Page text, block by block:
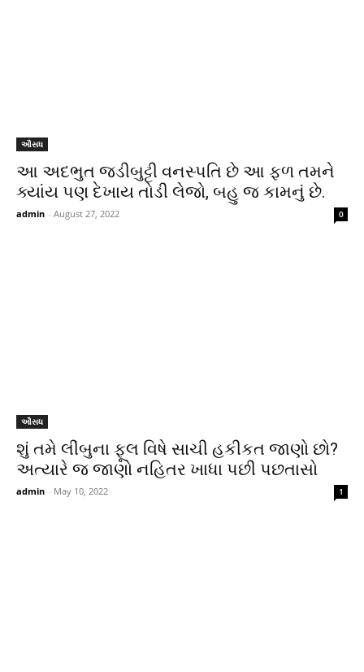
ઔસધ
આ અદભુત જડીબુટ્ટી વનસ્પતિ છે આ ફળ તમને
ક્યાંય પણ દેખાય તોડી લેજો, બહુ જ કામનું છે.
admin - August 27, 2022 0
ઔસધ
શું તમે લીંબુના ફૂલ વિષે સાચી હકીકત જાણો છો?
અત્યારે જ જાણો નહિતર ખાધા પછી પછતાસો
admin - May 10, 2022 1